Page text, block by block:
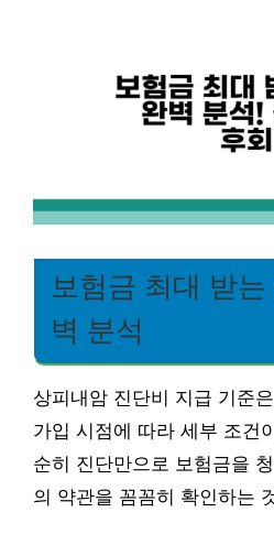
보험금 최대 받
벽 분석
상피내암 진단비 지급 기준
가입 시점에 따라 세부 조건
순히 진단만으로 보험금을
의 약관을 꼼꼼히 확인하는